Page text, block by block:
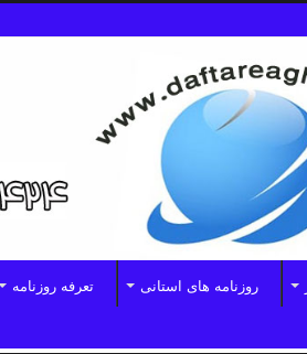
روزنامه های استانی تعرفه روزنامه